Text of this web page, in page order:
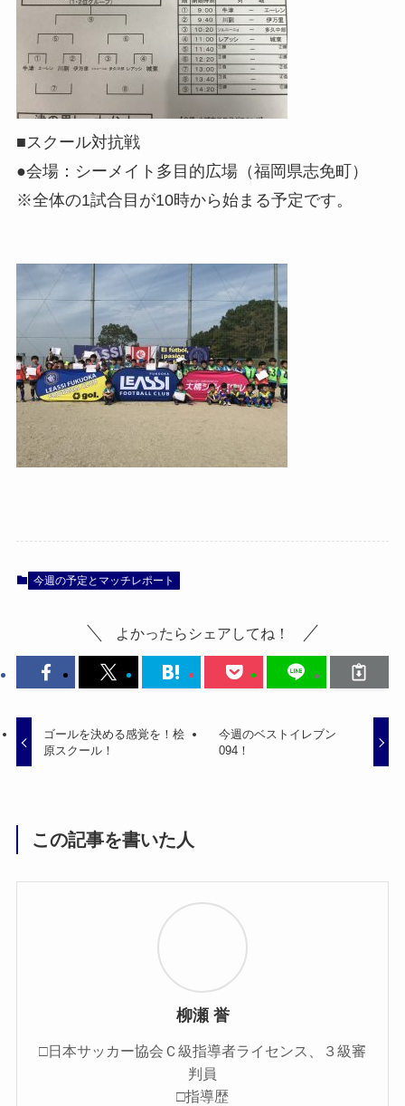
■スクール対抗戦
●会場：シーメイト多目的広場（福岡県志免町）
※全体の1試合目が10時から始まる予定です。
今週の予定とマッチレポート
よかったらシェアしてね！
ゴールを決める感覚を！桧
原スクール！
今週のベストイレブン
094！
この記事を書いた人
柳瀬 誉
□日本サッカー協会Ｃ級指導者ライセンス、３級審
判員
□指導歴